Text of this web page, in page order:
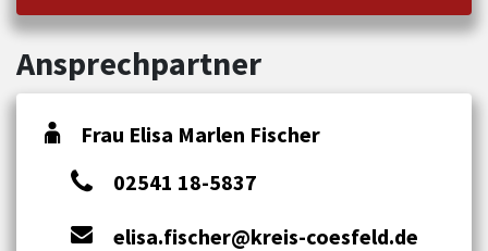
Ansprechpartner
Frau Elisa Marlen Fischer
02541 18-5837
elisa.fischer@kreis-coesfeld.de